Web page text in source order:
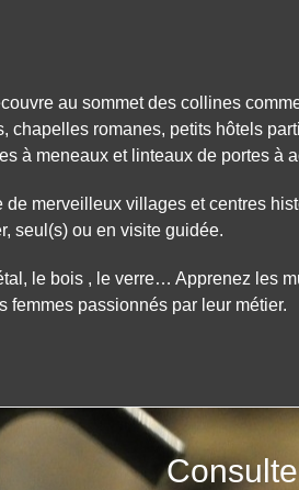
au sommet des collines
chapelles romanes, petits hôtels
à meneaux et linteaux de portes à
de merveilleux villages et centres
seul(s) ou en visite guidée.
le bois , le verre… Apprenez les
femmes passionnés par leur métier.